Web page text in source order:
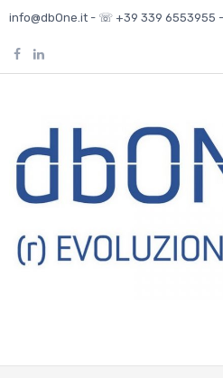
Skip
content
info@dbOne.it - ☏ +39 339 6553955 -